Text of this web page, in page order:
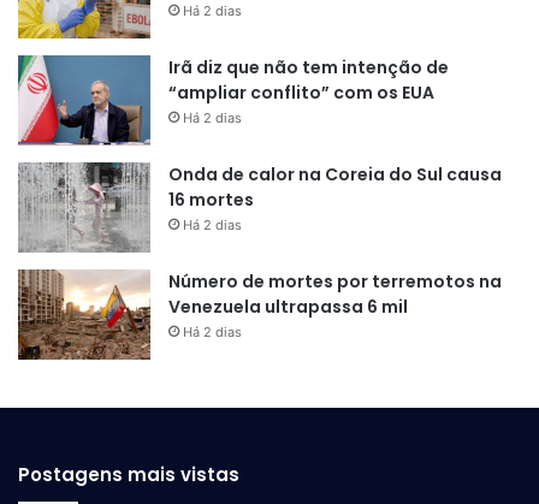
Há 2 dias
Irã diz que não tem intenção de
“ampliar conflito” com os EUA
Há 2 dias
Onda de calor na Coreia do Sul causa
16 mortes
Há 2 dias
Número de mortes por terremotos na
Venezuela ultrapassa 6 mil
Há 2 dias
Postagens mais vistas